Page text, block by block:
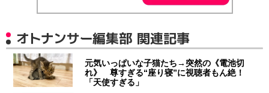
オトナンサー編集部 関連記事
元気いっぱいな子猫たち→突然の《電池切
れ》 尊すぎる“座り寝”に視聴者もん絶！
「天使すぎる」